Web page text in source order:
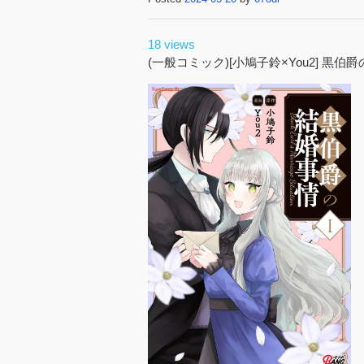
18 views
(一般コミック)[小鳩子鈴×You2] 黒伯爵